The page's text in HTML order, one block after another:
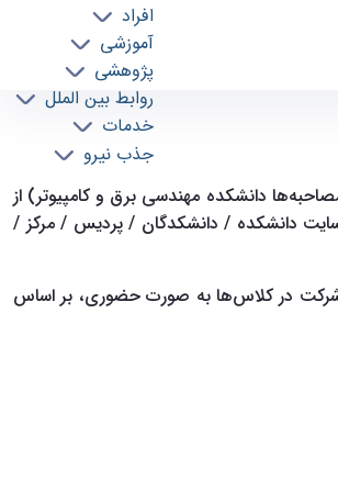
افراد
آموزشی
پژوهشی
روابط بین الملل
خدمات
جذب نیرو
دانشکده / ‏دانشکدگان‬ / ‏پردیس‬ / ‏مرکز‬ /
در کلاس‌ها به صورت حضوری، بر اساس